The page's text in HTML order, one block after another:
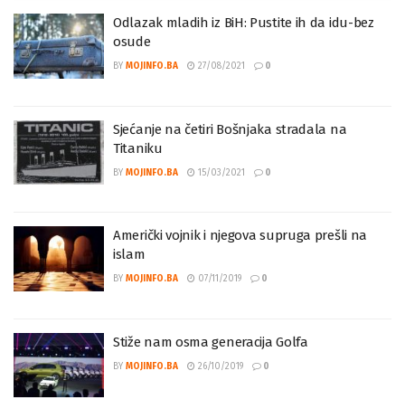
Odlazak mladih iz BiH: Pustite ih da idu-bez
osude
BY MOJINFO.BA 27/08/2021 0
Sjećanje na četiri Bošnjaka stradala na
Titaniku
BY MOJINFO.BA 15/03/2021 0
Američki vojnik i njegova supruga prešli na
islam
BY MOJINFO.BA 07/11/2019 0
Stiže nam osma generacija Golfa
BY MOJINFO.BA 26/10/2019 0